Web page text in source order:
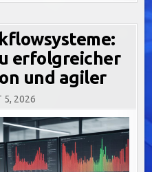
erfolgreicher
und agiler
5, 2026